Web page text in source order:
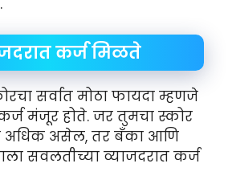
कर्ज मिळते
सर्वात मोठा फायदा म्हणजे
मंजूर होते. जर तुमचा स्कोर
अधिक असेल, तर बँका आणि
सवलतीच्या व्याजदरात कर्ज